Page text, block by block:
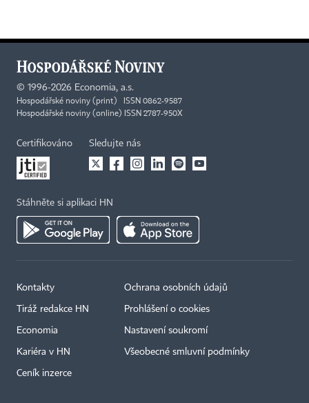
© 1996-2026 Economia, a.s.
Hospodářské noviny (print) ISSN 0862-9587
Hospodářské noviny (online) ISSN 2787-950X
Certifikováno Sledujte nás
Stáhněte si aplikaci HN
Kontakty
Tiráž redakce HN
Economia
Kariéra v HN
Ceník inzerce
Ochrana osobních údajů
Prohlášení o cookies
Nastavení soukromí
Všeobecné smluvní podmínky